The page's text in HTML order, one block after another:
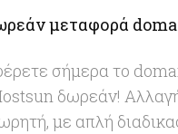
μεταφορά
σήμερα το
δωρεάν!
με απλή